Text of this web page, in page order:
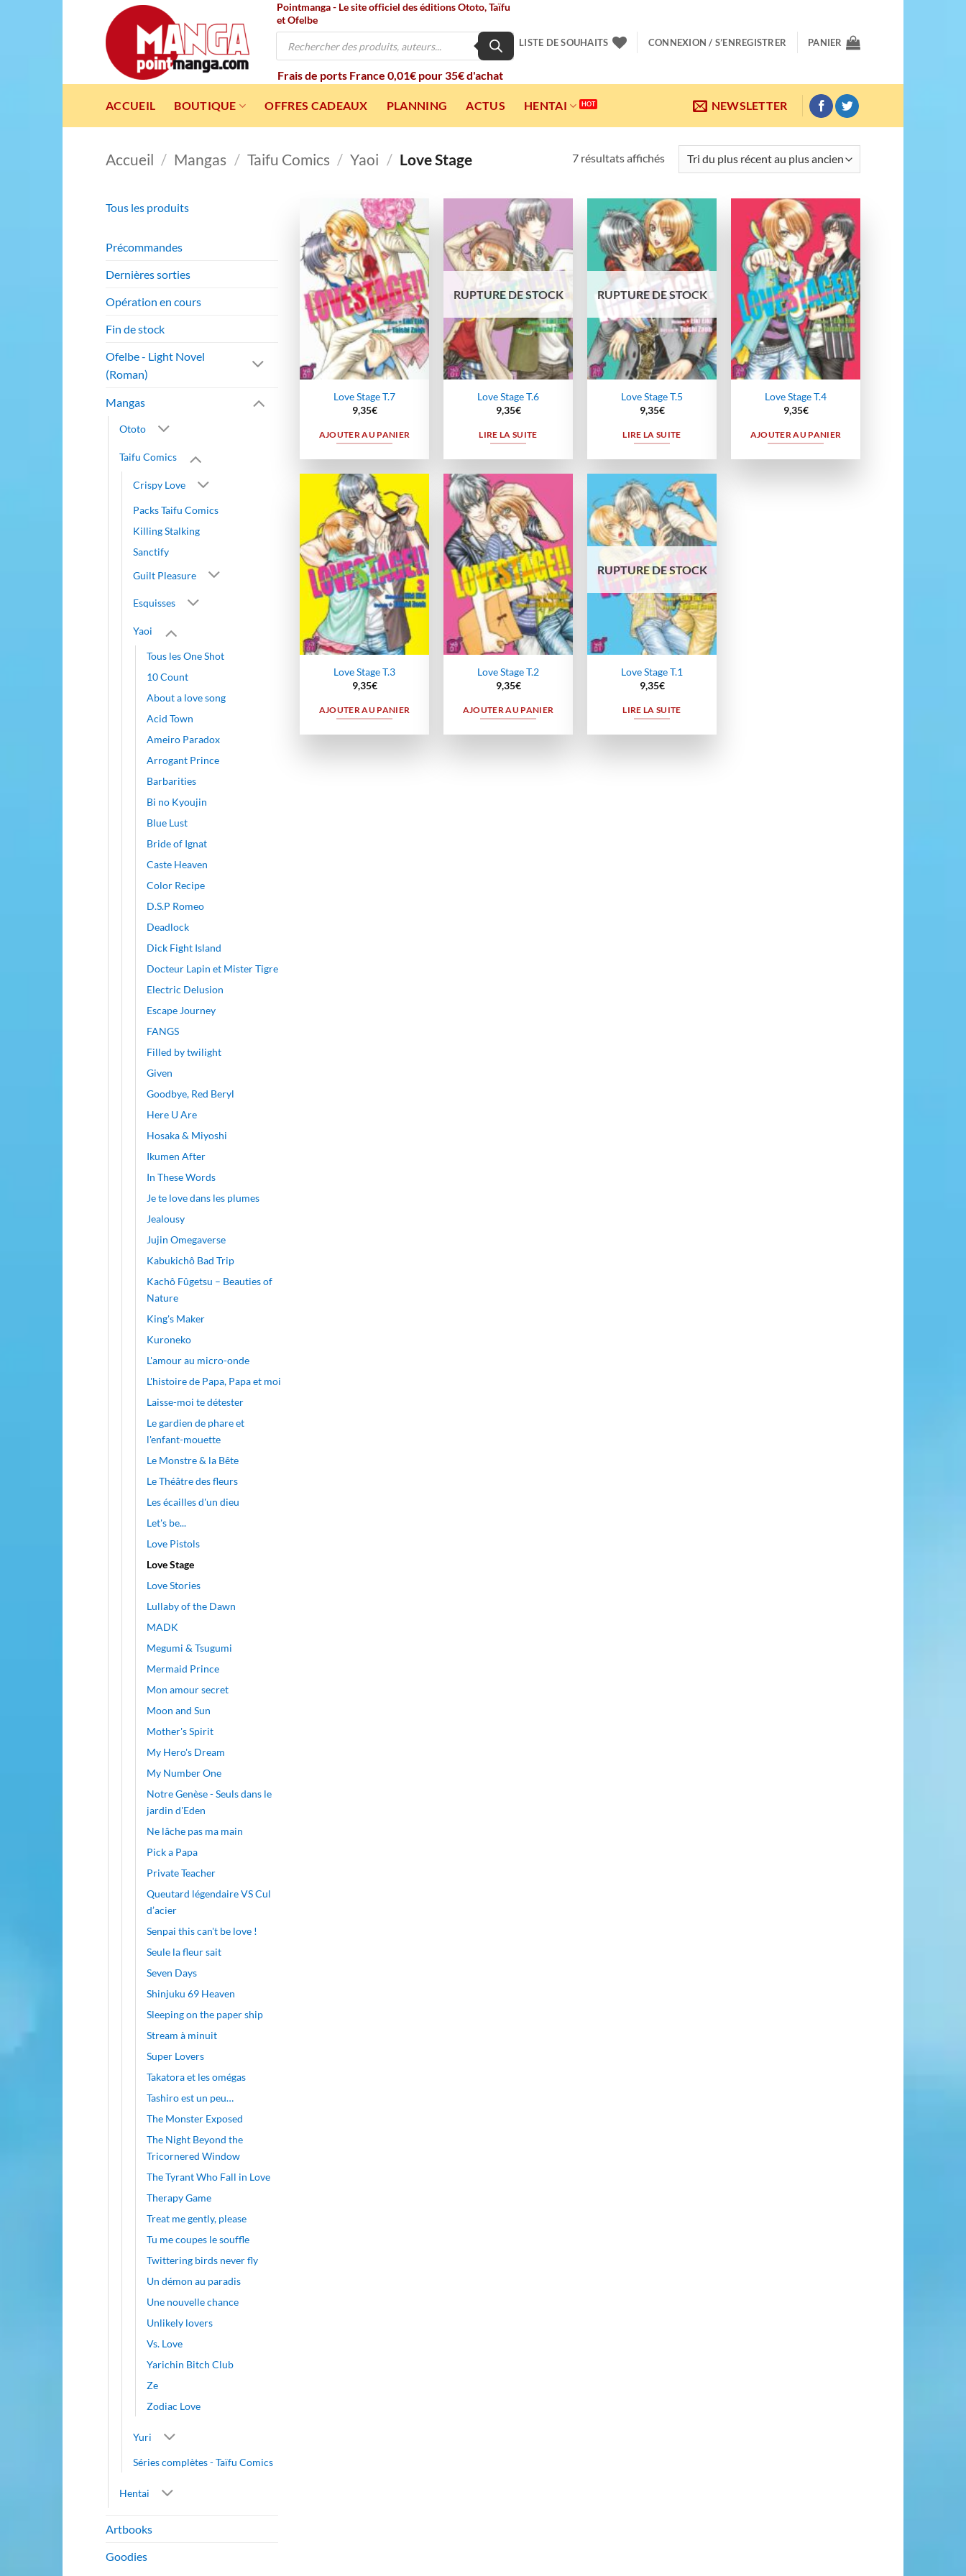
Pointmanga - Le site officiel des éditions Ototo, Taïfu
et Ofelbe
Recherche
Frais de ports France 0,01€ pour 35€ d'achat
LISTE DE SOUHAITS CONNEXION / S’ENREGISTRER PANIER
ACCUEIL BOUTIQUE OFFRES CADEAUX PLANNING ACTUS HENTAI NEWSLETTER
Accueil / Mangas / Taifu Comics / Yaoi / Love Stage 7 résultats affichésTrié
récent
au
plus
ancien
Tous les produits
Précommandes
Dernières sorties
Opération en cours
Fin de stock
Ofelbe - Light Novel
(Roman)
Mangas
Ototo
Taifu Comics
Crispy Love
Packs Taifu Comics
Killing Stalking
Sanctify
Guilt Pleasure
Esquisses
Yaoi
Tous les One Shot
10 Count
About a love song
Acid Town
Ameiro Paradox
Arrogant Prince
Barbarities
Bi no Kyoujin
Blue Lust
Bride of Ignat
Caste Heaven
Color Recipe
D.S.P Romeo
Deadlock
Dick Fight Island
Docteur Lapin et Mister Tigre
Electric Delusion
Escape Journey
FANGS
Filled by twilight
Given
Goodbye, Red Beryl
Here U Are
Hosaka & Miyoshi
Ikumen After
In These Words
Je te love dans les plumes
Jealousy
Jujin Omegaverse
Kabukichô Bad Trip
Kachô Fûgetsu – Beauties of
Nature
King's Maker
Kuroneko
L'amour au micro-onde
L'histoire de Papa, Papa et moi
Laisse-moi te détester
Le gardien de phare et
l'enfant-mouette
Le Monstre & la Bête
Le Théâtre des fleurs
Les écailles d'un dieu
Let's be...
Love Pistols
Love Stage
Love Stories
Lullaby of the Dawn
MADK
Megumi & Tsugumi
Mermaid Prince
Mon amour secret
Moon and Sun
Mother's Spirit
My Hero's Dream
My Number One
Notre Genèse - Seuls dans le
jardin d'Eden
Ne lâche pas ma main
Pick a Papa
Private Teacher
Queutard légendaire VS Cul
d’acier
Senpai this can't be love !
Seule la fleur sait
Seven Days
Shinjuku 69 Heaven
Sleeping on the paper ship
Stream à minuit
Super Lovers
Takatora et les omégas
Tashiro est un peu…
The Monster Exposed
The Night Beyond the
Tricornered Window
The Tyrant Who Fall in Love
Therapy Game
Treat me gently, please
Tu me coupes le souffle
Twittering birds never fly
Un démon au paradis
Une nouvelle chance
Unlikely lovers
Vs. Love
Yarichin Bitch Club
Ze
Zodiac Love
Yuri
Séries complètes - Taïfu Comics
Hentai
Artbooks
Goodies
Ajouter
à la
wishlist
Love Stage T.7
9,35€
AJOUTER AU PANIER
Ajouter
à la
wishlist
RUPTURE DE STOCK
Love Stage T.6
9,35€
LIRE LA SUITE
Ajouter
à la
wishlist
RUPTURE DE STOCK
Love Stage T.5
9,35€
LIRE LA SUITE
Ajouter
à la
wishlist
Love Stage T.4
9,35€
AJOUTER AU PANIER
Ajouter
à la
wishlist
Love Stage T.3
9,35€
AJOUTER AU PANIER
Ajouter
à la
wishlist
Love Stage T.2
9,35€
AJOUTER AU PANIER
Ajouter
à la
wishlist
RUPTURE DE STOCK
Love Stage T.1
9,35€
LIRE LA SUITE